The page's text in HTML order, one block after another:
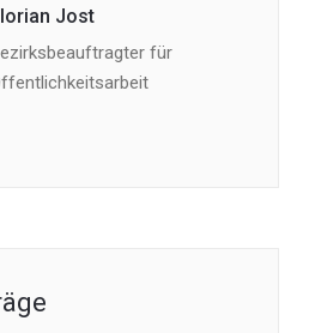
Jost
für